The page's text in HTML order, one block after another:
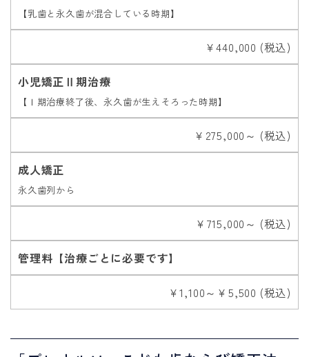
【乳歯と永久歯が混合している時期】
￥440,000 (税込)
小児矯正Ⅱ期治療
【Ⅰ期治療終了後、永久歯が生えそろった時期】
￥275,000～ (税込)
成人矯正
永久歯列から
￥715,000～ (税込)
管理料【治療ごとに必要です】
￥1,100～￥5,500 (税込)